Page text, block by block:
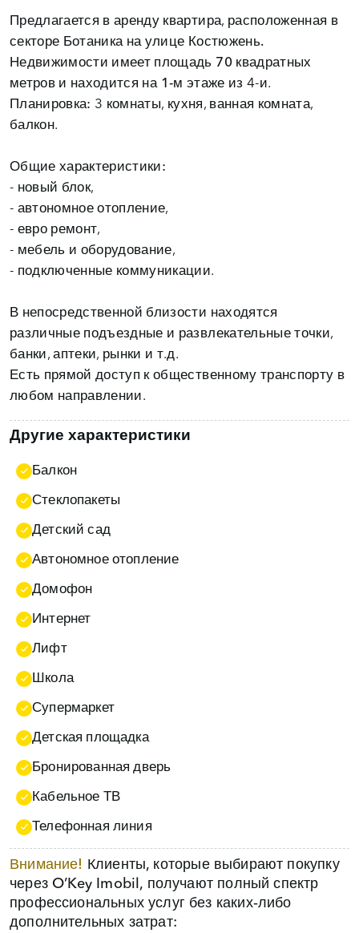
Предлагается в аренду квартира, расположенная в
секторе Ботаника на улице Костюжень.
Недвижимости имеет площадь 70 квадратных
метров и находится на 1-м этаже
Планировка: 3 комнаты, кухня, ванная комната,
балкон.
Общие характеристики:
- новый блок,
- автономное отопление,
- евро ремонт,
- мебель и оборудование,
- подключенные коммуникации.
В непосредственной близости находятся
различные подъездные и развлекательные точки,
банки, аптеки, рынки и т.д.
Есть прямой доступ к общественному транспорту в
любом направлении.
Другие характеристики
Балкон
Стеклопакеты
Детский сад
Автономное отопление
Домофон
Интернет
Лифт
Школа
Супермаркет
Детская площадка
Бронированная дверь
Кабельное ТВ
Телефонная линия
Внимание!
Клиенты, которые выбирают покупку
через O’Key Imobil, получают полный спектр
профессиональных услуг без каких‑либо
дополнительных затрат: